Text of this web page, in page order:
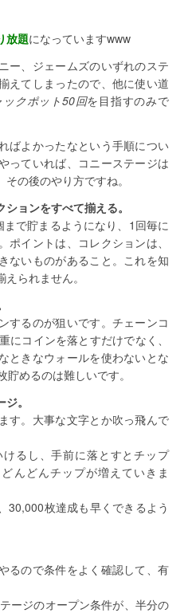
放題になっていますwww
ー、ジェームズのいずれのステ
えてしまったので、他に使い道
ックポット50回を目指すのみで
ばよかったなという手順につい
っていれば、コニーステージは
の後のやり方ですね。
ョンをすべて揃える。
で貯まるようになり、1回毎に
イントは、コレクションは、
ないものがあること。これを知
られません。
するのが狙いです。チェーンコ
にコインを落とすだけでなく、
ときなウォールを使わないとな
めるのは難しいです。
。
す。大事な文字とか吹っ飛んで
るし、手前に落とすとチップ
んどんチップが増えていきま
30,000枚達成も早くできるよう
るので条件をよく確認して、有
ージのオープン条件が、半分の